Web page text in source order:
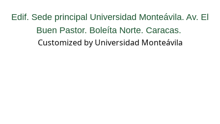
Edif. Sede principal Universidad Monteávila. Av. El
Buen Pastor. Boleíta Norte. Caracas.
Customized by Universidad Monteávila